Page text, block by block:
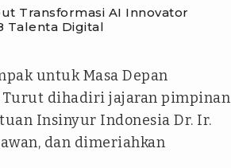
Transformasi AI Innovator
Talenta Digital
untuk Masa Depan
Turut dihadiri jajaran pimpinan
Insinyur Indonesia Dr. Ir.
dan dimeriahkan